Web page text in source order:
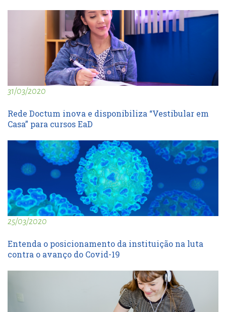
31/03/2020
Rede Doctum inova e disponibiliza “Vestibular em
Casa” para cursos EaD
25/03/2020
Entenda o posicionamento da instituição na luta
contra o avanço do Covid-19